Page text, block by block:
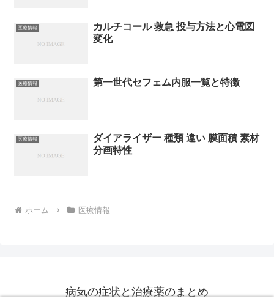
医療情報
カルチコール 救急 投与方法と心電図
変化
医療情報 第一世代セフェム内服一覧と特徴
医療情報
ダイアライザー 種類 違い 膜面積 素材
分画特性
ホーム 医療情報
病気の症状と治療薬のまとめ